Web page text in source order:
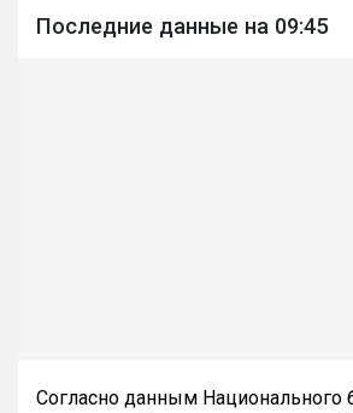
Последние данные на 09:45
Согласно данным Национального